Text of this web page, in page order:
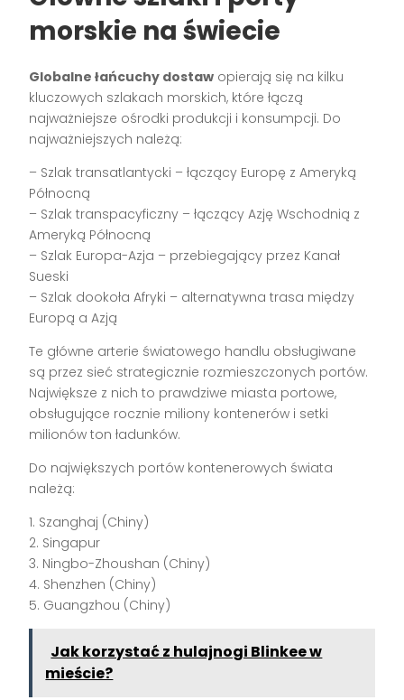
morskie na świecie
Globalne łańcuchy dostaw opierają się na kilku
kluczowych szlakach morskich, które łączą
najważniejsze ośrodki produkcji i konsumpcji. Do
najważniejszych należą:
– Szlak transatlantycki – łączący Europę z Ameryką
Północną
– Szlak transpacyficzny – łączący Azję Wschodnią z
Ameryką Północną
– Szlak Europa-Azja – przebiegający przez Kanał
Sueski
– Szlak dookoła Afryki – alternatywna trasa między
Europą a Azją
Te główne arterie światowego handlu obsługiwane
są przez sieć strategicznie rozmieszczonych portów.
Największe z nich to prawdziwe miasta portowe,
obsługujące rocznie miliony kontenerów i setki
milionów ton ładunków.
Do największych portów kontenerowych świata
należą:
1. Szanghaj (Chiny)
2. Singapur
3. Ningbo-Zhoushan (Chiny)
4. Shenzhen (Chiny)
5. Guangzhou (Chiny)
Jak korzystać z hulajnogi Blinkee w
mieście?